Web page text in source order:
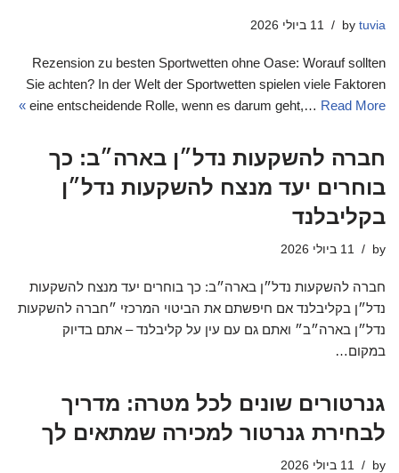
by tuvia 11 ביולי 2026
Rezension zu besten Sportwetten ohne Oase: Worauf sollten
Sie achten? In der Welt der Sportwetten spielen viele Faktoren
eine entscheidende Rolle, wenn es darum geht,… Read More »
חברה להשקעות נדל״ן בארה״ב: כך
בוחרים יעד מנצח להשקעות נדל״ן
בקליבלנד
by 11 ביולי 2026
חברה להשקעות נדל״ן בארה״ב: כך בוחרים יעד מנצח להשקעות
נדל״ן בקליבלנד אם חיפשתם את הביטוי המרכזי ״חברה להשקעות
נדל״ן בארה״ב״ ואתם גם עם עין על קליבלנד – אתם בדיוק
במקום…
גנרטורים שונים לכל מטרה: מדריך
לבחירת גנרטור למכירה שמתאים לך
by 11 ביולי 2026